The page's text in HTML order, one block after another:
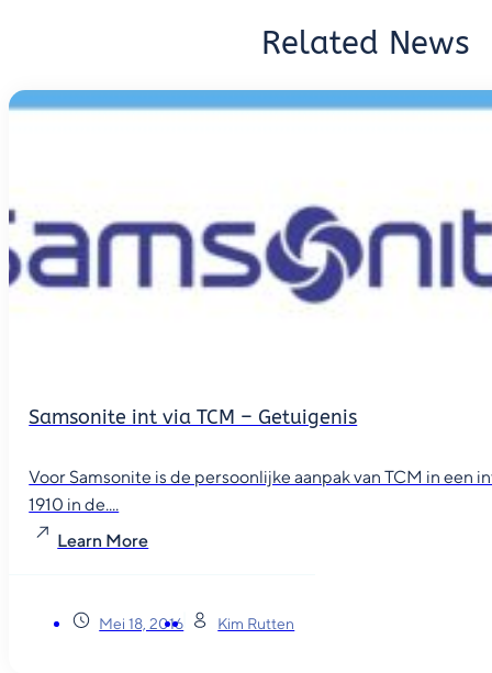
Related News
Samsonite int via TCM – Getuigenis
Voor Samsonite is de persoonlijke aanpak van TCM in een
1910 in de....
Learn More
Mei 18, 2016 Kim Rutten